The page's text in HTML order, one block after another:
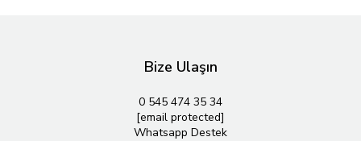
Bize Ulaşın
0 545 474 35 34
[email protected]
Whatsapp Destek